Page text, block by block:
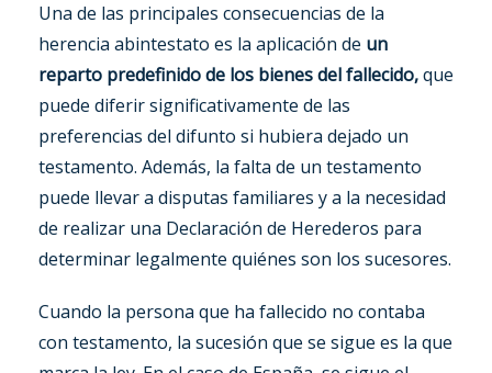
Una de las principales consecuencias de la
herencia abintestato es la aplicación de un
reparto predefinido de los bienes del fallecido,que
puede diferir significativamente de las
preferencias del difunto si hubiera dejado un
testamento. Además, la falta de un testamento
puede llevar a disputas familiares y a la necesidad
de realizar una Declaración de Herederos para
determinar legalmente quiénes son los sucesores.
Cuando la persona que ha fallecido no contaba
con testamento, la sucesión que se sigue es la que